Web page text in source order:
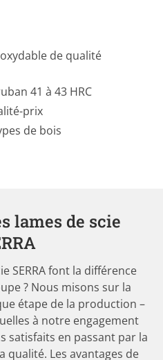
de qualité
41 à 43 HRC
prix
de bois
lames de scie
SERRA font la différence
? Nous misons sur la
étape de la production –
à notre engagement
satisfaits en passant par la
qualité. Les avantages de